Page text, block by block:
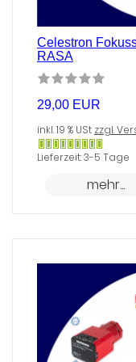
Celestron
RASA
29,00 EUR
inkl. 19 % USt zzgl.
Gewöhnlich
versandfertig
Lieferzeit: 3-5 Tage
mehr...